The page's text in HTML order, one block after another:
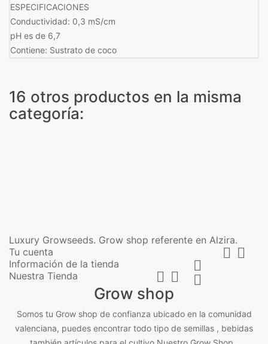
ESPECIFICACIONES
Conductividad: 0,3 mS/cm
pH es de 6,7
Contiene: Sustrato de coco
16 otros productos en la misma
categoría:
Luxury Growseeds. Grow shop referente en Alzira.
Tu cuenta
 
Información de la tienda


Nuestra Tienda  
Grow shop
Somos tu Grow shop de confianza ubicado en la comunidad
valenciana, puedes encontrar todo tipo de semillas , bebidas